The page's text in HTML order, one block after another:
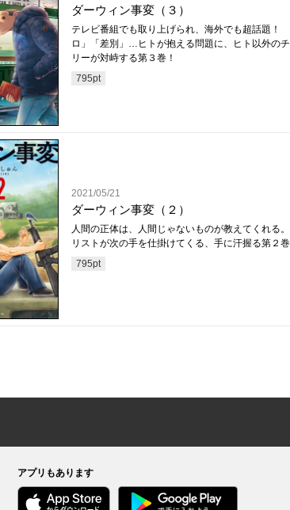
ダーウィン事変（３）
テレビ番組でも取り上げられ、海外でも超話題！
ロ」「差別」…ヒトが抱える問題に、ヒト以外の
リーが対峙する第３巻！
795pt
2021/05/21
ダーウィン事変（２）
人間の正体は、人間じゃないものが教えてくれる
リストが次の手を仕掛けてくる、手に汗握る第２
795pt
アプリもあります